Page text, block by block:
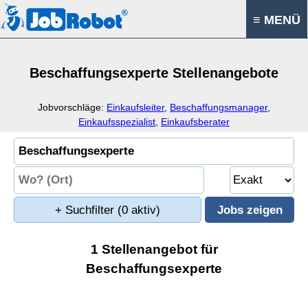
≡ MENÜ
Beschaffungsexperte Stellenangebote
Jobvorschläge: Einkaufsleiter, Beschaffungsmanager,
Einkaufsspezialist Einkaufsberater
+ Suchfilter (0 aktiv)
1 Stellenangebot für
Beschaffungsexperte